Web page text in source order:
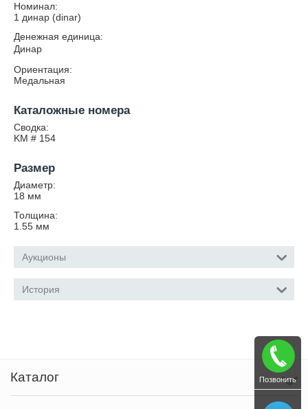
Номинал:
1 динар (dinar)
Денежная единица:
Динар
Ориентация:
Медальная
Каталожные номера
Сводка:
KM # 154
Размер
Диаметр:
18 мм
Толщина:
1.55 мм
Аукционы
История
Каталог Позвонить